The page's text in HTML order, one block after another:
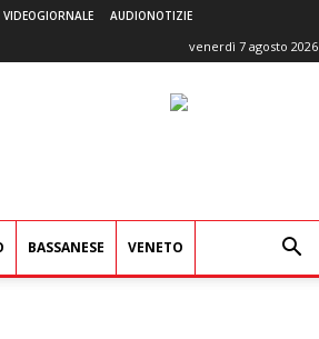
VIDEOGIORNALE AUDIONOTIZIE
venerdì 7 agosto 2026
BASSANESE VENETO